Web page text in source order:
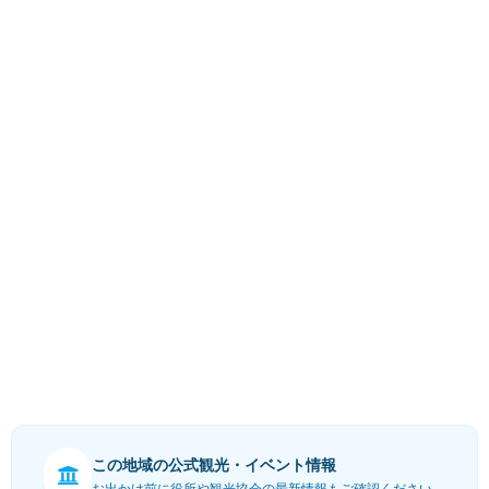
この地域の公式観光・イベント情報